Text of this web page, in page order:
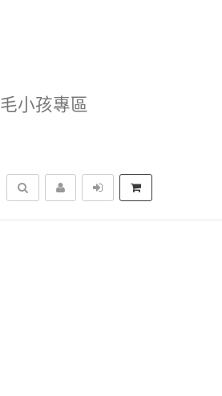
毛小孩專區
搜尋